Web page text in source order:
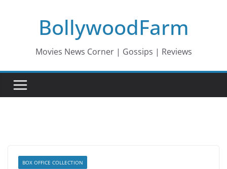
BollywoodFarm
Movies News Corner | Gossips | Reviews
BOX OFFICE COLLECTION